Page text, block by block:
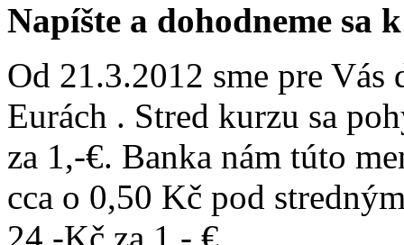
Napíšte a dohodneme sa
Od 21.3.2012 sme pre
Eurách . Stred kurzu sa
za 1,-€. Banka nám túto
cca o 0,50 Kč pod